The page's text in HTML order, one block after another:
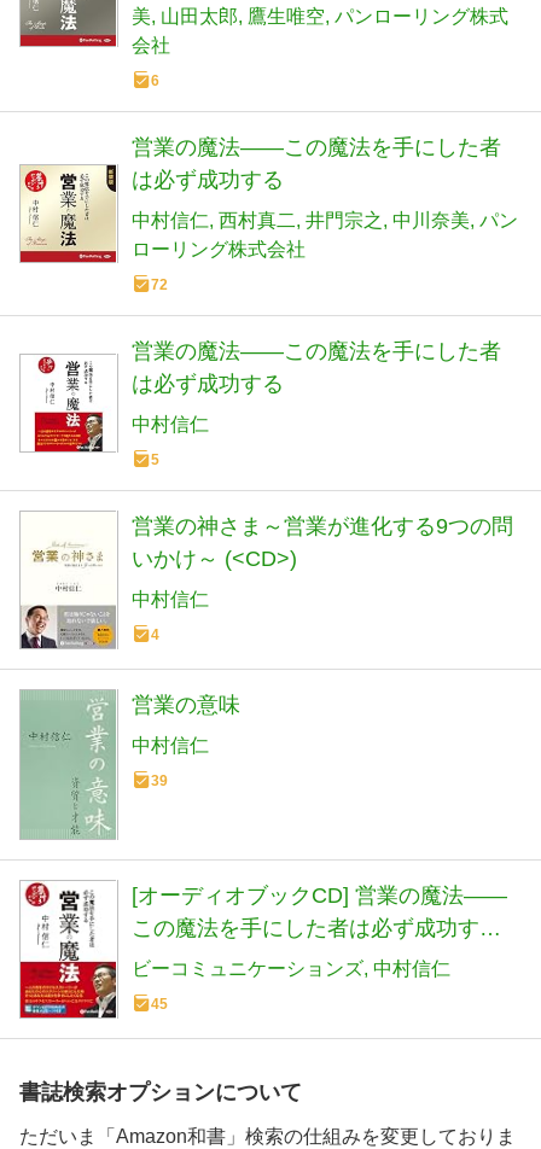
美 山田太郎 鷹生唯空 パンローリング株式
会社
6
営業の魔法――この魔法を手にした者
は必ず成功する
中村信仁 西村真二 井門宗之 中川奈美 パン
ローリング株式会社
72
営業の魔法――この魔法を手にした者
は必ず成功する
中村信仁
5
営業の神さま～営業が進化する9つの問
いかけ～ (<CD>)
中村信仁
4
営業の意味
中村信仁
39
[オーディオブックCD] 営業の魔法――
この魔法を手にした者は必ず成功する
(<CD>)
ビーコミュニケーションズ 中村信仁
45
書誌検索オプションについて
ただいま「Amazon和書」検索の仕組みを変更しておりま